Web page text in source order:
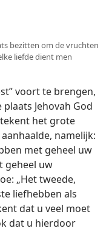
bezitten om de vruchten
liefde dient men
voort te brengen,
Jehovah God
het grote
namelijk:
met geheel uw
geheel uw
„Het tweede,
liefhebben als
dat u veel moet
dat u hierdoor